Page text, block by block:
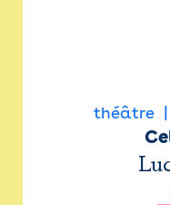
théâtre